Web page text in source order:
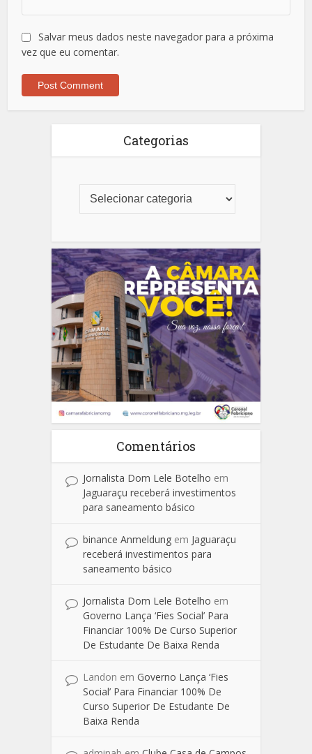
Salvar meus dados neste navegador para a próxima
vez que eu comentar.
Categorias
Comentários
Jornalista Dom Lele Botelho em
Jaguaraçu receberá investimentos
para saneamento básico
binance Anmeldung em Jaguaraçu
receberá investimentos para
saneamento básico
Jornalista Dom Lele Botelho em
Governo Lança ‘Fies Social’ Para
Financiar 100% De Curso Superior
De Estudante De Baixa Renda
Landon em Governo Lança ‘Fies
Social’ Para Financiar 100% De
Curso Superior De Estudante De
Baixa Renda